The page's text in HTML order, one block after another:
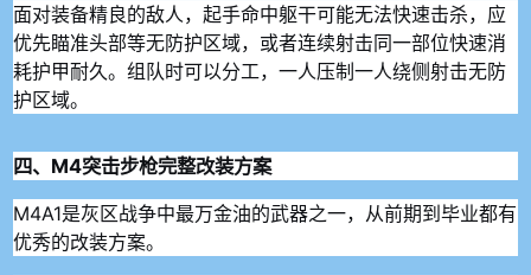
面对装备精良的敌人，起手命中躯干可能无法快速击杀，应
优先瞄准头部等无防护区域，或者连续射击同一部位快速消
耗护甲耐久。组队时可以分工，一人压制一人绕侧射击无防
护区域。
四、M4突击步枪完整改装方案
M4A1是灰区战争中最万金油的武器之一，从前期到毕业都有
优秀的改装方案。